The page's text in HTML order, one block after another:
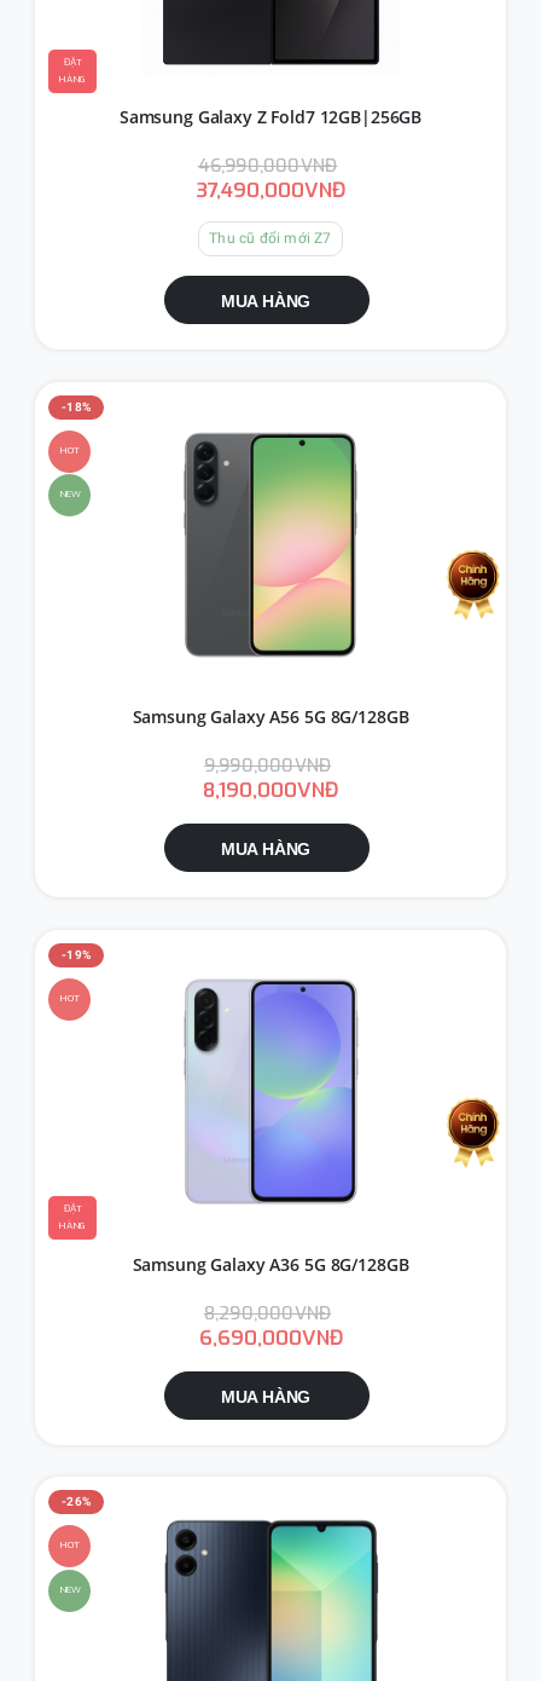
ĐẶT
HÀNG
Samsung Galaxy Z Fold7 12GB|256GB
46,990,000VNĐ
37,490,000VNĐ
Thu cũ đổi mới Z7
MUA HÀNG
-18%
HOT
NEW
Samsung Galaxy A56 5G 8G/128GB
9,990,000VNĐ
8,190,000VNĐ
MUA HÀNG
-19%
HOT
ĐẶT
HÀNG
Samsung Galaxy A36 5G 8G/128GB
8,290,000VNĐ
6,690,000VNĐ
MUA HÀNG
-26%
HOT
NEW